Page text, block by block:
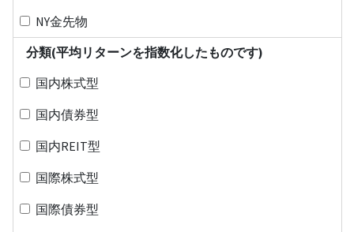
NY金先物
分類(平均リターンを指数化したものです)
国内株式型
国内債券型
国内REIT型
国際株式型
国際債券型